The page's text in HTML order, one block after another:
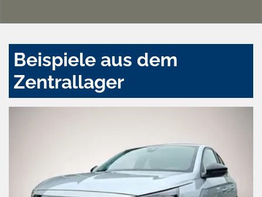
Beispiele aus dem
Zentrallager